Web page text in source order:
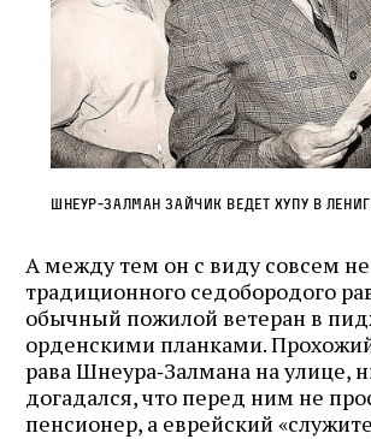
Шнеур‑Залман Зайчик ведет хупу в
А между тем он с виду совсем
традиционного седобородого
обычный пожилой ветеран в
орденскими планками.
рава Шнеура‑Залмана на улице,
догадался, что перед ним не
пенсионер, а еврейский